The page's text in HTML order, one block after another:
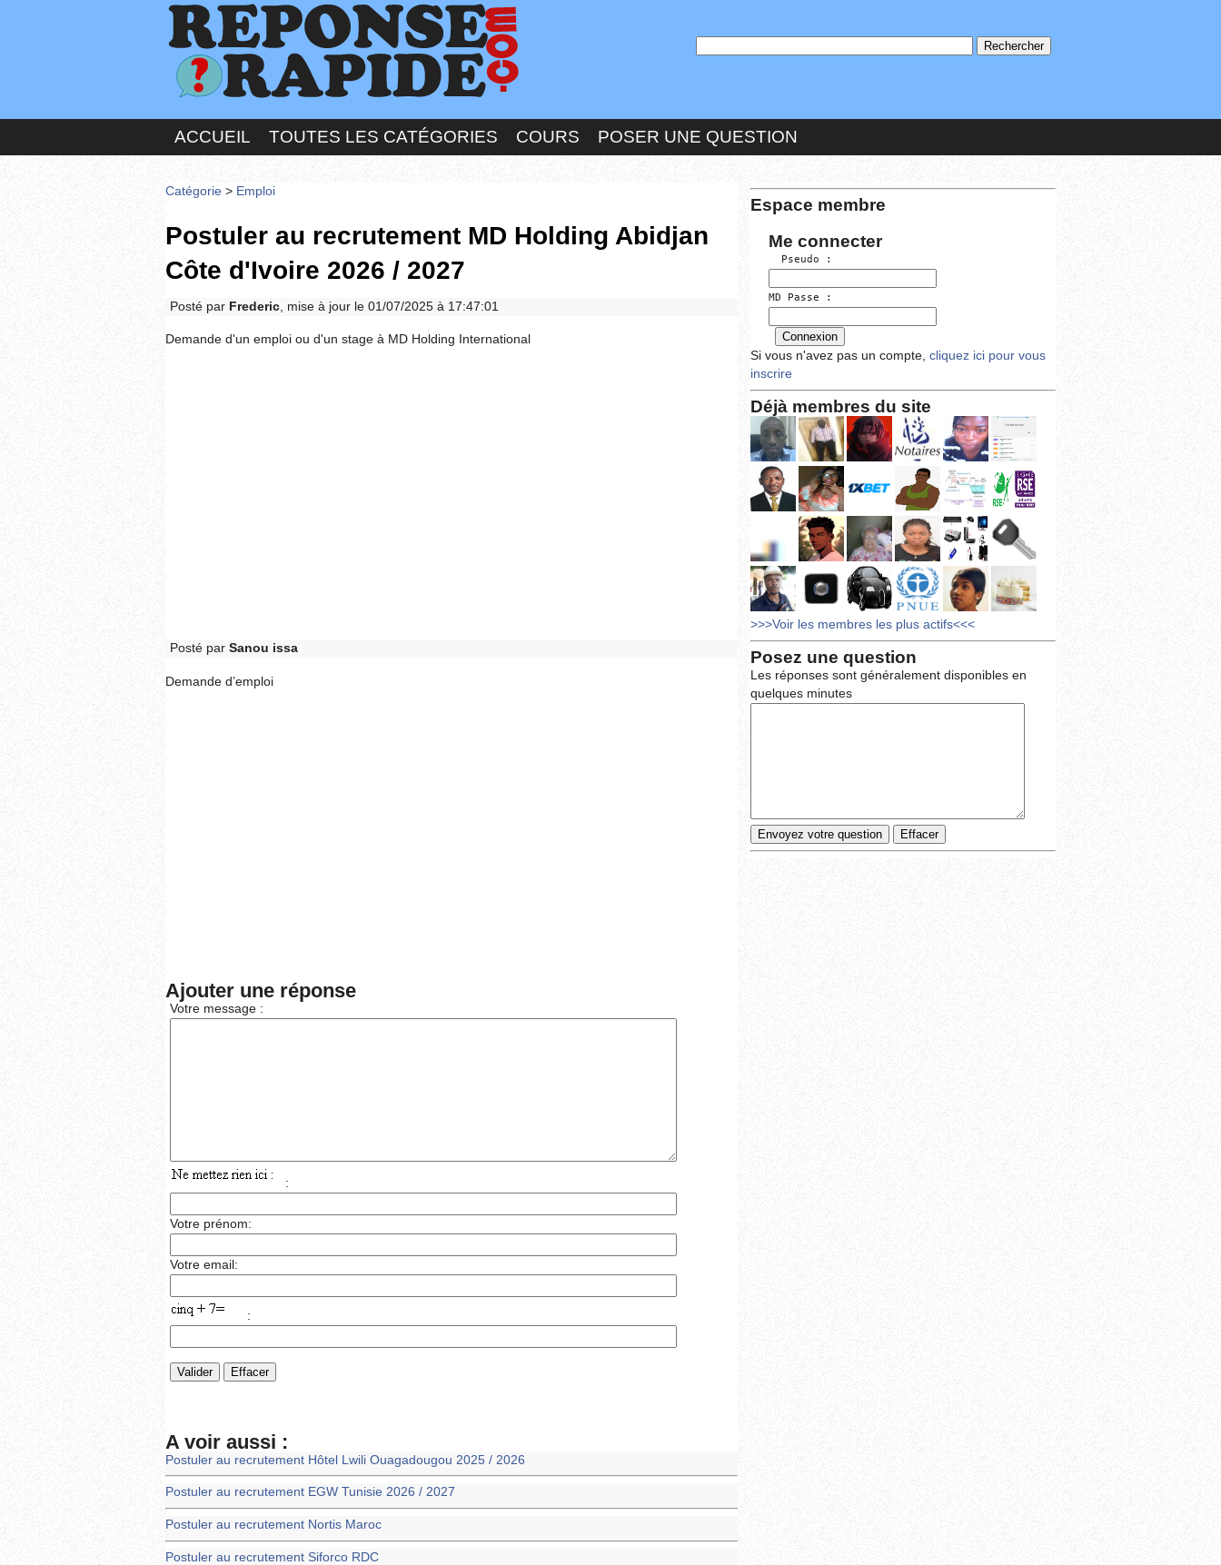
ACCUEIL TOUTES LES CATÉGORIES COURS POSER UNE QUESTION
Catégorie > Emploi
Postuler au recrutement MD Holding Abidjan
Côte d'Ivoire 2026 / 2027
Posté par Frederic , mise à jour le 01/07/2025 à 17:47:01
Demande d'un emploi ou d'un stage à MD Holding International
Posté par Sanou issa
Demande d’emploi
Ajouter une réponse
Votre message :
:
Votre prénom:
Votre email:
:
A voir aussi :
Postuler au recrutement Hôtel Lwili Ouagadougou 2025 / 2026
Postuler au recrutement EGW Tunisie 2026 / 2027
Postuler au recrutement Nortis Maroc
Postuler au recrutement Siforco RDC
Espace membre
Me connecter
  Pseudo :
MD Passe :
Si vous n'avez pas un compte, cliquez ici pour vous
inscrire
Déjà membres du site
>>>Voir les membres les plus actifs<<<
Posez une question
Les réponses sont généralement disponibles en
quelques minutes